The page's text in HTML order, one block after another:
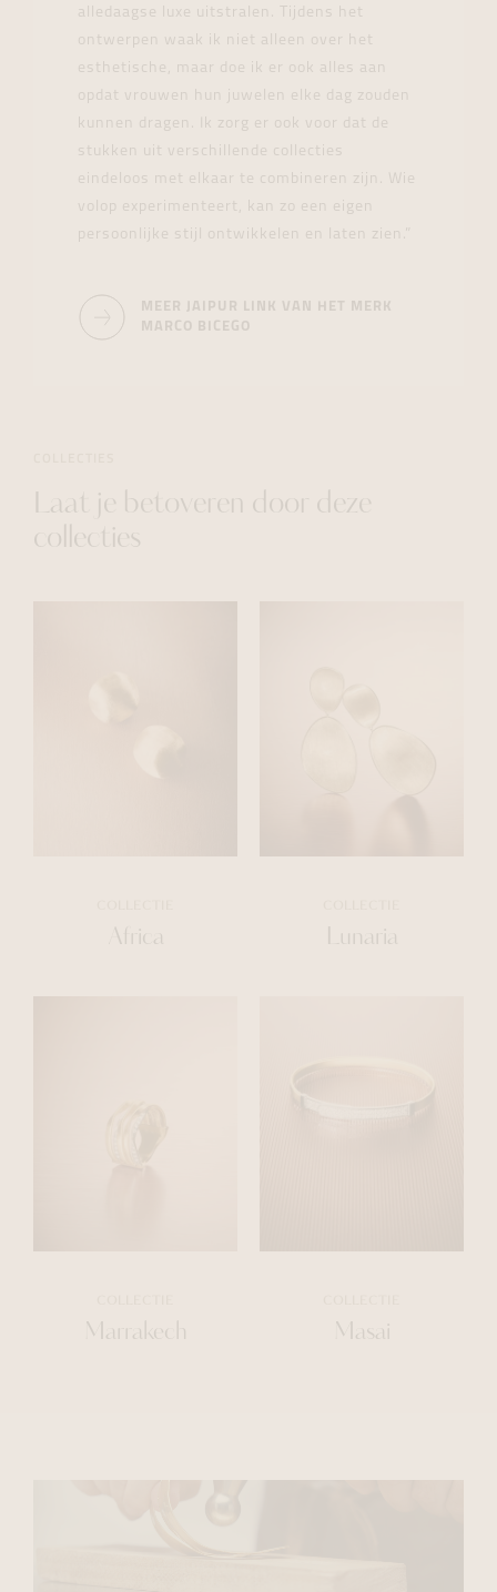
alledaagse luxe uitstralen. Tijdens het
ontwerpen waak ik niet alleen over het
esthetische, maar doe ik er ook alles aan
opdat vrouwen hun juwelen elke dag zouden
kunnen dragen. Ik zorg er ook voor dat de
stukken uit verschillende collecties
eindeloos met elkaar te combineren zijn. Wie
volop experimenteert, kan zo een eigen
persoonlijke stijl ontwikkelen en laten zien.”
MEER JAIPUR LINK VAN HET MERK
MARCO BICEGO
Laat je betoveren door deze
collecties
Africa Lunaria
Marrakech Masai